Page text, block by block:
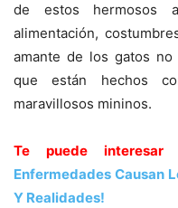
de estos hermosos
alimentación,
amante de los gatos
que están hechos
maravillosos mininos.
Te puede
Enfermedades Causan
Y Realidades!